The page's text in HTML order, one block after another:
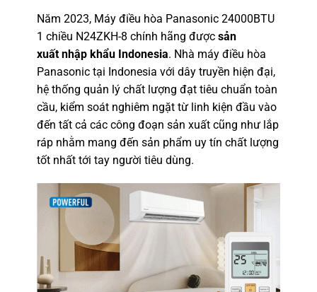
Năm 2023, Máy điều hòa Panasonic 24000BTU
1 chiều N24ZKH-8 chính hãng được sản
xuất nhập khẩu Indonesia. Nhà máy điều hòa
Panasonic tại Indonesia với dây truyền hiện đại,
hệ thống quản lý chất lượng đạt tiêu chuẩn toàn
cầu, kiểm soát nghiêm ngặt từ linh kiện đầu vào
đến tất cả các công đoạn sản xuất cũng như lắp
ráp nhằm mang đến sản phẩm uy tín chất lượng
tốt nhất tới tay người tiêu dùng.